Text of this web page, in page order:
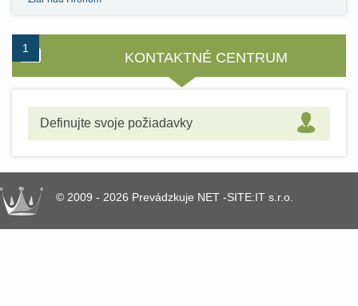
1
KONTAKTNÉ CENTRUM
Definujte svoje požiadavky
© 2009 - 2026 Prevádzkuje NET -SITE:IT s.r.o.